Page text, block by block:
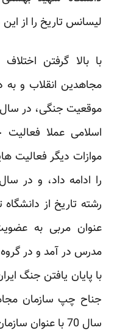
لیسانس تاریخ را از
با بالا گرفتن
مجاهدین انقلاب و
اسلامی عملا
موازات دیگر ‏فعالیت
رشته تاریخ از
عنوان مربی به
مدرس در آمد و در
با پایان یافتن جنگ
جناح چپ سازمان
سال 70 با عنوان